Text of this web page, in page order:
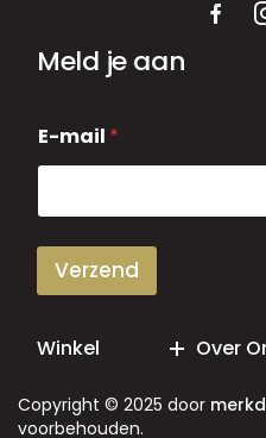
Meld je aan
-
m
i
E-mail *
Verzend
Winkel Over
Copyright © 2025 door
voorbehouden.